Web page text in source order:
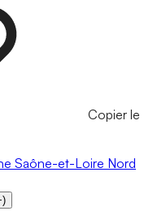
Copier le
Saône-et-Loire Nord
)